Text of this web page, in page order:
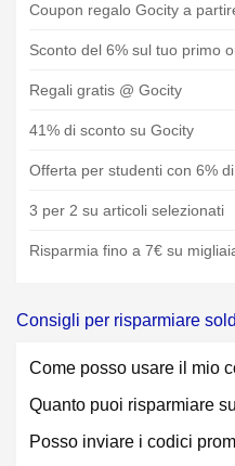
Coupon regalo Gocity a
Sconto del 6% sul tuo primo
Regali gratis @ Gocity
41% di sconto su Gocity
Offerta per studenti con 6%
3 per 2 su articoli selezionati
Risparmia fino a 7€ su
Consigli per risparmiare
Come posso usare il mio
Quanto puoi risparmiare
Posso inviare i codici